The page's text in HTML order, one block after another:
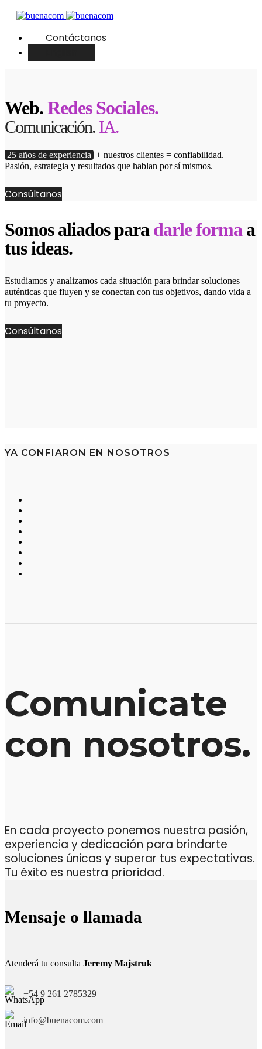
Contáctanos
Web.Redes Sociales.
Comunicación. IA.
25 años de experiencia + nuestros clientes = confiabilidad.
Pasión, estrategia y resultados que hablan por sí mismos.
Consúltanos
Somos aliados para darle forma a
tus ideas.
Estudiamos y analizamos cada situación para brindar soluciones
auténticas que fluyen y se conectan con tus objetivos, dando vida a
tu proyecto.
Consúltanos
YA CONFIARON EN NOSOTROS
Comunicate
con nosotros.
En cada proyecto ponemos nuestra pasión,
experiencia y dedicación para brindarte
soluciones únicas y superar tus expectativas.
Tu éxito es nuestra prioridad.
Mensaje o llamada
Atenderá tu consulta Jeremy Majstruk
+54 9 261 2785329
info@buenacom.com